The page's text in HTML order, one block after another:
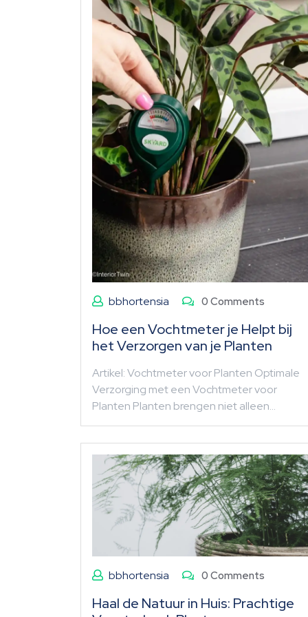
bbhortensia 0 Comments
Hoe een Vochtmeter je Helpt bij
het Verzorgen van je Planten
Artikel: Vochtmeter voor Planten Optimale
Verzorging met een Vochtmeter voor
Planten Planten brengen niet alleen…
bbhortensia 0 Comments
Haal de Natuur in Huis: Prachtige